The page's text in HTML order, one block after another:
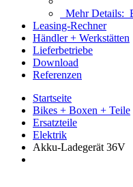
Mehr Details:
Leasing-Rechner
Händler + Werkstätten
Lieferbetriebe
Download
Referenzen
Startseite
Bikes + Boxen + Teile
Ersatzteile
Elektrik
Akku-Ladegerät 36V